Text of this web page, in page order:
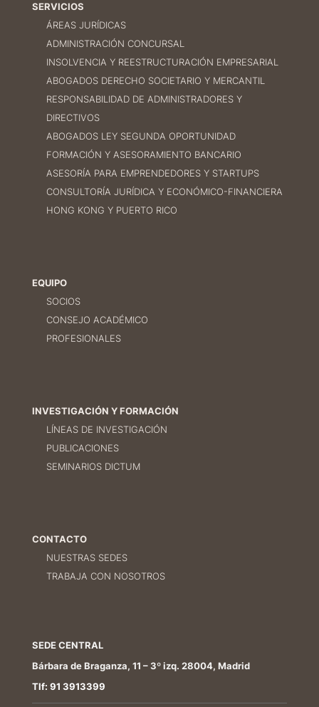
SERVICIOS
ÁREAS JURÍDICAS
ADMINISTRACIÓN CONCURSAL
INSOLVENCIA Y REESTRUCTURACIÓN EMPRESARIAL
ABOGADOS DERECHO SOCIETARIO Y MERCANTIL
RESPONSABILIDAD DE ADMINISTRADORES Y
DIRECTIVOS
ABOGADOS LEY SEGUNDA OPORTUNIDAD
FORMACIÓN Y ASESORAMIENTO BANCARIO
ASESORÍA PARA EMPRENDEDORES Y STARTUPS
CONSULTORÍA JURÍDICA Y ECONÓMICO-FINANCIERA
HONG KONG Y PUERTO RICO
EQUIPO
SOCIOS
CONSEJO ACADÉMICO
PROFESIONALES
INVESTIGACIÓN Y FORMACIÓN
LÍNEAS DE INVESTIGACIÓN
PUBLICACIONES
SEMINARIOS DICTUM
CONTACTO
NUESTRAS SEDES
TRABAJA CON NOSOTROS
SEDE CENTRAL
Bárbara de Braganza, 11 – 3º izq. 28004, Madrid
Tlf: 91 3913399